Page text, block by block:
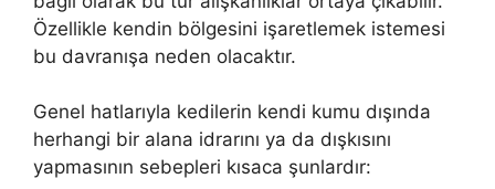
Özellikle kendin bölgesini işaretlemek istemesi
bu davranışa neden olacaktır.
Genel hatlarıyla kedilerin kendi kumu dışında
herhangi bir alana idrarını ya da dışkısını
yapmasının sebepleri kısaca şunlardır: